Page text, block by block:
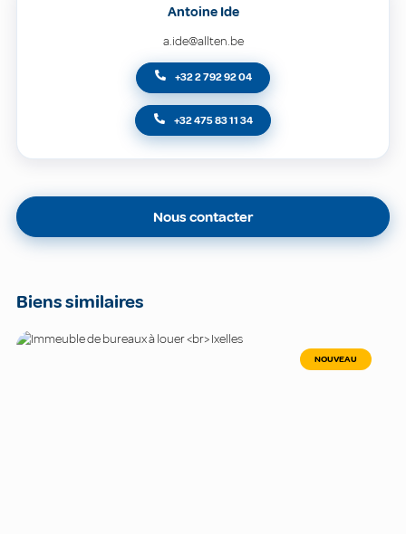
Antoine Ide
a.ide@allten.be
+32 2 792 92 04
+32 475 83 11 34
Nous contacter
Biens similaires
NOUVEAU